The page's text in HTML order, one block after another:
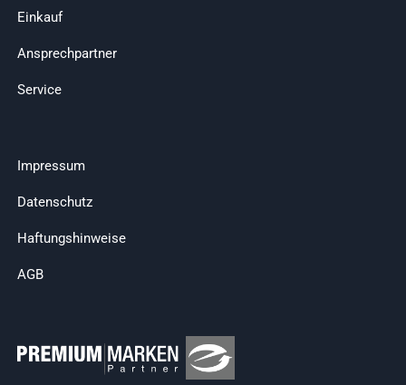
Einkauf
Ansprechpartner
Service
Impressum
Datenschutz
Haftungshinweise
AGB